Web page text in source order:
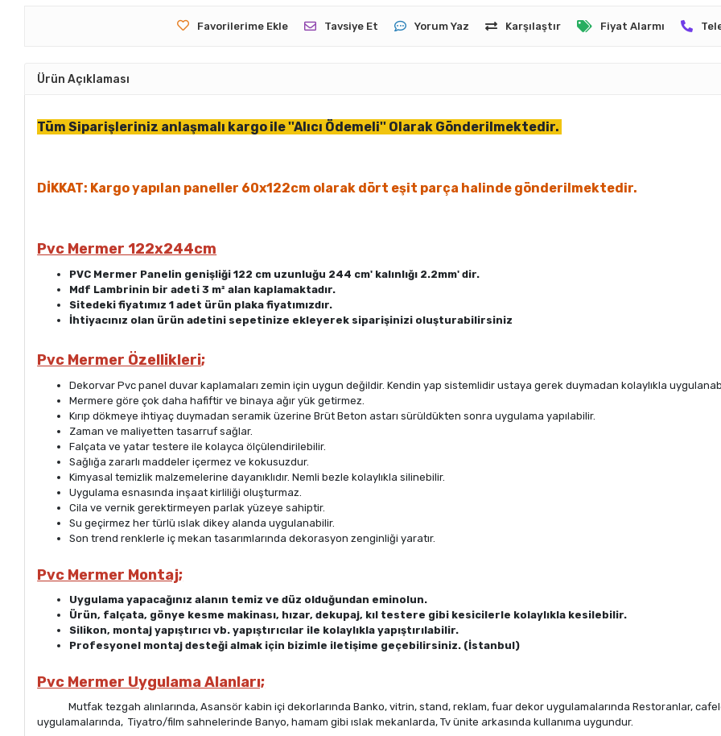
Favorilerime Ekle Tavsiye Et Yorum Yaz Karşılaştır Fiyat Alarmı
Ürün Açıklaması
Tüm Siparişleriniz anlaşmalı kargo ile ''Alıcı Ödemeli'' Olarak Gönderilmektedir.
DİKKAT: Kargo yapılan paneller 60x122cm olarak dört eşit parça halinde gönderilmektedir.
Pvc Mermer 122x244cm
PVC Mermer Panelin genişliği 122 cm uzunluğu 244 cm' kalınlığı 2.2mm' dir.
Mdf Lambrinin bir adeti 3 m² alan kaplamaktadır.
Sitedeki fiyatımız 1 adet ürün plaka fiyatımızdır.
İhtiyacınız olan ürün adetini sepetinize ekleyerek siparişinizi oluşturabilirsiniz
Pvc Mermer Özellikleri;
Dekorvar Pvc panel duvar kaplamaları zemin için uygun değildir. Kendin yap sistemlidir ustaya gerek duymadan kolaylıkla
Mermere göre çok daha hafiftir ve binaya ağır yük getirmez.
Kırıp dökmeye ihtiyaç duymadan seramik üzerine Brüt Beton astarı sürüldükten sonra uygulama yapılabilir.
Zaman ve maliyetten tasarruf sağlar.
Falçata ve yatar testere ile kolayca ölçülendirilebilir.
Sağlığa zararlı maddeler içermez ve kokusuzdur.
Kimyasal temizlik malzemelerine dayanıklıdır. Nemli bezle kolaylıkla silinebilir.
Uygulama esnasında inşaat kirliliği oluşturmaz.
Cila ve vernik gerektirmeyen parlak yüzeye sahiptir.
Su geçirmez her türlü ıslak dikey alanda uygulanabilir.
Son trend renklerle iç mekan tasarımlarında dekorasyon zenginliği yaratır.
Pvc Mermer Montaj;
Uygulama yapacağınız alanın temiz ve düz olduğundan eminolun.
Ürün, falçata, gönye kesme makinası, hızar, dekupaj, kıl testere gibi kesicilerle kolaylıkla kesilebilir.
Silikon, montaj yapıştırıcı vb. yapıştırıcılar ile kolaylıkla yapıştırılabilir.
Profesyonel montaj desteği almak için bizimle iletişime geçebilirsiniz. (İstanbul)
Pvc Mermer Uygulama Alanları;
Mutfak tezgah alınlarında, Asansör kabin içi dekorlarında Banko, vitrin, stand, reklam, fuar dekor uygulamalarında Restoranlar,
uygulamalarında, Tiyatro/film sahnelerinde Banyo, hamam gibi ıslak mekanlarda, Tv ünite arkasında kullanıma uygundur.